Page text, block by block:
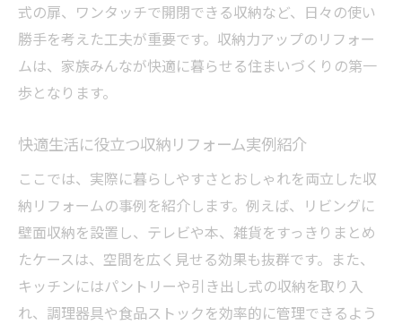
式の扉、ワンタッチで開閉できる収納など、日々の使い
勝手を考えた工夫が重要です。収納力アップのリフォー
ムは、家族みんなが快適に暮らせる住まいづくりの第一
歩となります。
快適生活に役立つ収納リフォーム実例紹介
ここでは、実際に暮らしやすさとおしゃれを両立した収
納リフォームの事例を紹介します。例えば、リビングに
壁面収納を設置し、テレビや本、雑貨をすっきりまとめ
たケースは、空間を広く見せる効果も抜群です。また、
キッチンにはパントリーや引き出し式の収納を取り入
れ、調理器具や食品ストックを効率的に管理できるよう